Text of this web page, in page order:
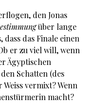
den Jonas
über lange
das Finale einen
er zu viel will, wenn
Ägyptischen
Schatten (des
vermixt? Wenn
macht?